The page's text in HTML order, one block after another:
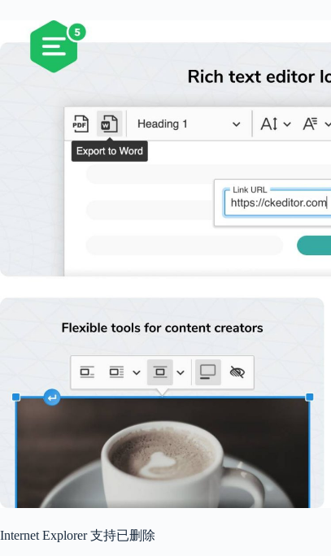
Internet Explorer 支持已删除